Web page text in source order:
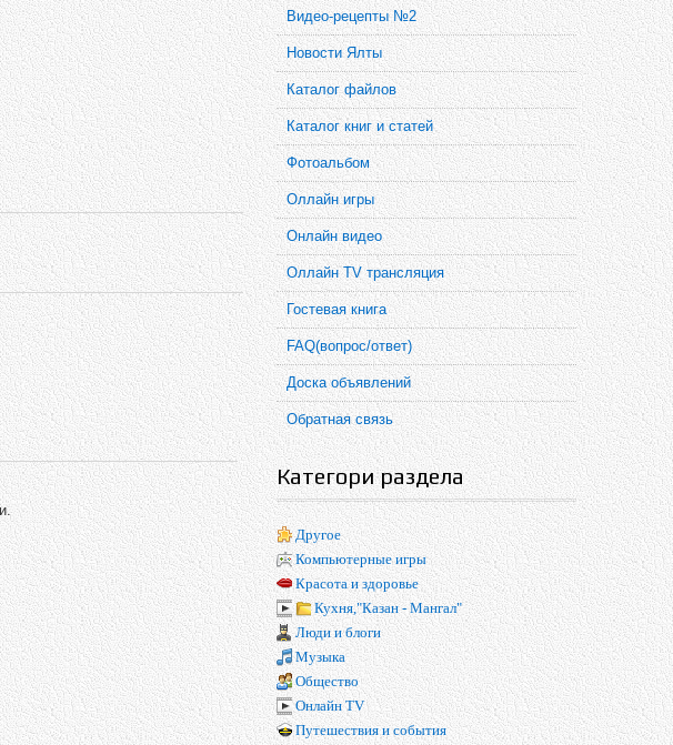
Видео-рецепты №2
Новости Ялты
Каталог файлов
Каталог книг и статей
Фотоальбом
Оллайн игры
Онлайн видео
Оллайн TV трансляция
Гостевая книга
FAQ(вопрос/ответ)
Доска объявлений
Обратная связь
Категори раздела
Другое
Компьютерные игры
Красота и здоровье
Кухня,"Казан - Мангал"
Люди и блоги
Музыка
Общество
Онлайн TV
Путешествия и события